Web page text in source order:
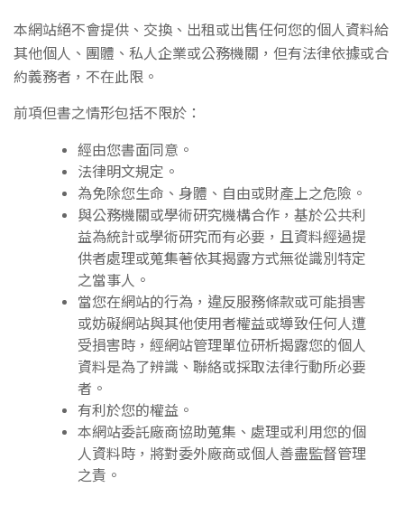
本網站絕不會提供、交換、出租或出售任何您的個人資料給
其他個人、團體、私人企業或公務機關，但有法律依據或合
約義務者，不在此限。
前項但書之情形包括不限於：
經由您書面同意。
法律明文規定。
為免除您生命、身體、自由或財產上之危險。
與公務機關或學術研究機構合作，基於公共利
益為統計或學術研究而有必要，且資料經過提
供者處理或蒐集著依其揭露方式無從識別特定
之當事人。
當您在網站的行為，違反服務條款或可能損害
或妨礙網站與其他使用者權益或導致任何人遭
受損害時，經網站管理單位研析揭露您的個人
資料是為了辨識、聯絡或採取法律行動所必要
者。
有利於您的權益。
本網站委託廠商協助蒐集、處理或利用您的個
人資料時，將對委外廠商或個人善盡監督管理
之責。